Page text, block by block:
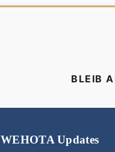
BLEIB
WEHOTA Updates